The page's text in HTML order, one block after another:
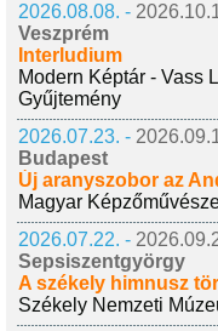
2026.08.08. -
Veszprém
Interludium
Modern Képtár - Vass
Gyűjtemény
2026.07.23. -
Budapest
Új aranyszobor az
Magyar
2026.07.22. -
Sepsiszentgyörgy
A székely himnusz
Székely Nemzeti